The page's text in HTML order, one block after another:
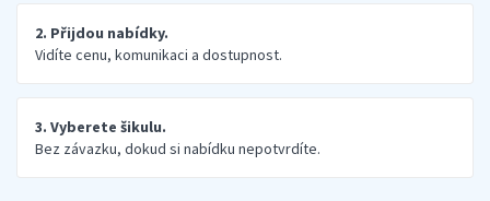
2. Přijdou nabídky.
Vidíte cenu, komunikaci a dostupnost.
3. Vyberete šikulu.
Bez závazku, dokud si nabídku nepotvrdíte.